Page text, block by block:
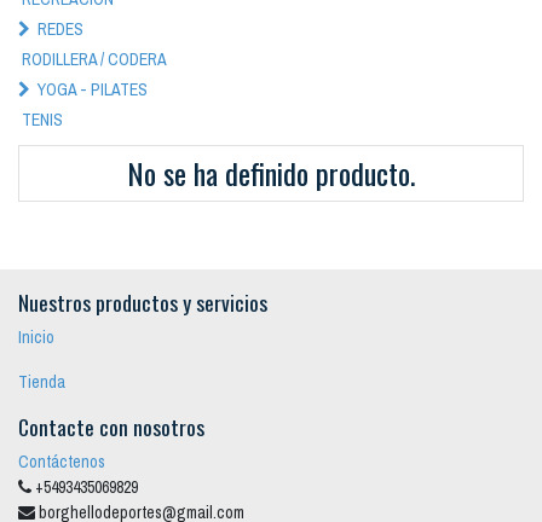
REDES
RODILLERA / CODERA
YOGA - PILATES
TENIS
No se ha definido producto.
Nuestros productos y servicios
Inicio
Tienda
Contacte con nosotros
Contáctenos
+5493435069829
borghellodeportes@gmail.com